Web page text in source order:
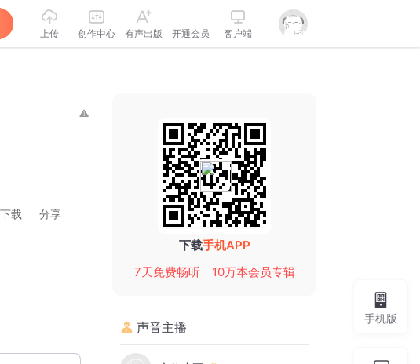
上传 创作中心 有声出版 开通会员 客户端
下载 分享
下载手机APP
7天免费畅听
10万本会员专辑
声音主播
手机版